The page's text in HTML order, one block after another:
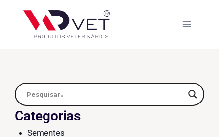
Categorias
Sementes